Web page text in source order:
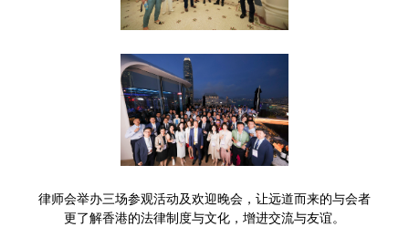
律师会举办三场参观活动及欢迎晚会，让远道而来的与会者
更了解香港的法律制度与文化，增进交流与友谊。